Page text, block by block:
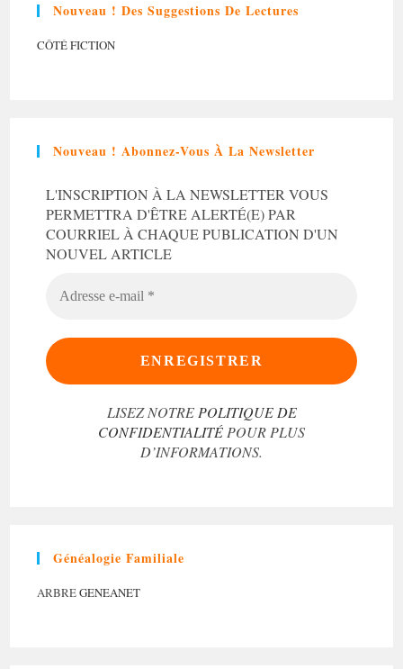
Nouveau ! Des Suggestions De Lectures
CÔTÉ FICTION
Nouveau ! Abonnez-Vous À La Newsletter
L'INSCRIPTION À LA NEWSLETTER VOUS
PERMETTRA D'ÊTRE ALERTÉ(E) PAR
COURRIEL À CHAQUE PUBLICATION D'UN
NOUVEL ARTICLE
LISEZ NOTRE POLITIQUE DE
CONFIDENTIALITÉ POUR PLUS
D’INFORMATIONS.
Généalogie Familiale
ARBREGENEANET